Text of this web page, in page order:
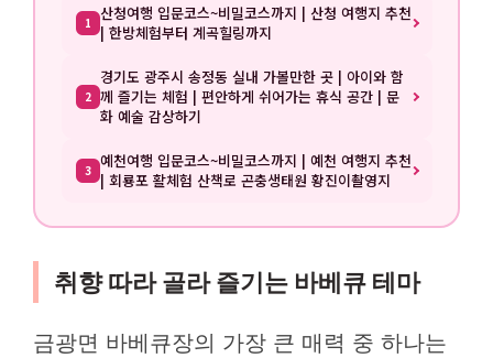
1 산청여행 입문코스~비밀코스까지 | 산청 여행지 추천
| 한방체험부터 계곡힐링까지
2
경기도 광주시 송정동 실내 가볼만한 곳 | 아이와 함
께 즐기는 체험 | 편안하게 쉬어가는 휴식 공간 | 문
화 예술 감상하기
3 예천여행 입문코스~비밀코스까지 | 예천 여행지 추천
| 회룡포 활체험 산책로 곤충생태원 황진이촬영지
취향 따라 골라 즐기는 바베큐 테마
금광면 바베큐장의 가장 큰 매력 중 하나는